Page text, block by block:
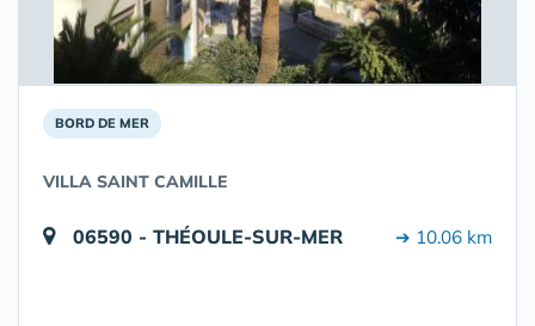
BORD DE MER
VILLA SAINT CAMILLE
06590 - THÉOULE-SUR-MER ➔ 10.06 km